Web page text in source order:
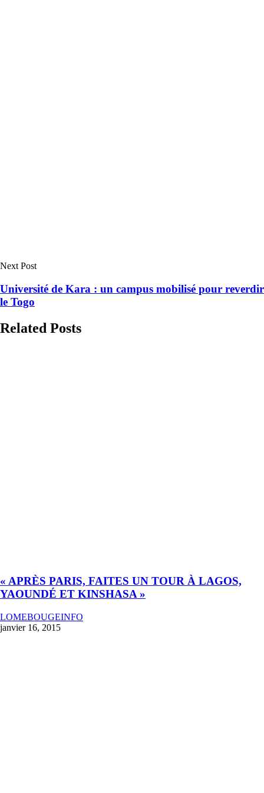
Next Post
Université de Kara : un campus mobilisé pour reverdir
le Togo
Related Posts
« APRÈS PARIS, FAITES UN TOUR À LAGOS,
YAOUNDÉ ET KINSHASA »
LOMEBOUGEINFO
janvier 16, 2015